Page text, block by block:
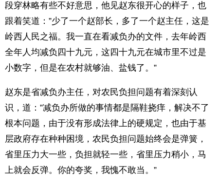
段穿林略有些不好意思，他见赵东很开心的样子，也
跟着笑道：”少了一个赵部长，多了一个赵主任，这是
岭西人民之福。我一直在看减负办的文件，去年岭西
全年人均减负四十九元，这四十九元在城市里不过是
小数字，但是在农村就够油、盐钱了。”
赵东是省减负办主任，对农民负担问题有着深刻认
识，道：”减负办所做的事情都是隔鞋挠痒，解决不了
根本问题，由于没有形成法律上的硬规定，也由于基
层政府存在种种困境，农民负担问题始终会是弹簧，
省里压力大一些，负担就轻一些，省里压力稍小，马
上就会反弹。你的夸奖，我愧不敢当。”